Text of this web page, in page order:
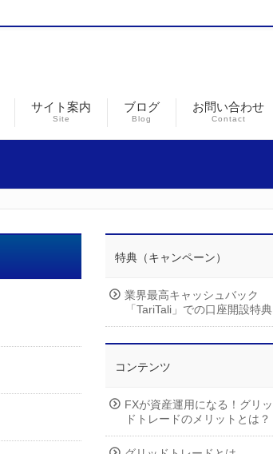
サイト案内
Site
ブログ
Blog
お問い合わせ
Contact
特典（キャンペーン）
業界最高キャッシュバック
「TariTali」での口座開設特典
コンテンツ
FXが資産運用になる！グリッ
ドトレードのメリットとは？